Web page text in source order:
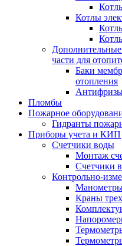
Котлы
части для
Баки
отопления
Пломбы
Пожарное
Гидранты
Приборы учета и КИП
Счетчики воды
Монтаж
Счетчики
Контрольно-
Краны